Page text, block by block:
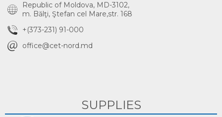
Republic of Moldova, MD-3102,
m. Bălţi, Ştefan cel Mare,str. 168
+(373-231) 91-000
office@cet-nord.md
SUPPLIES